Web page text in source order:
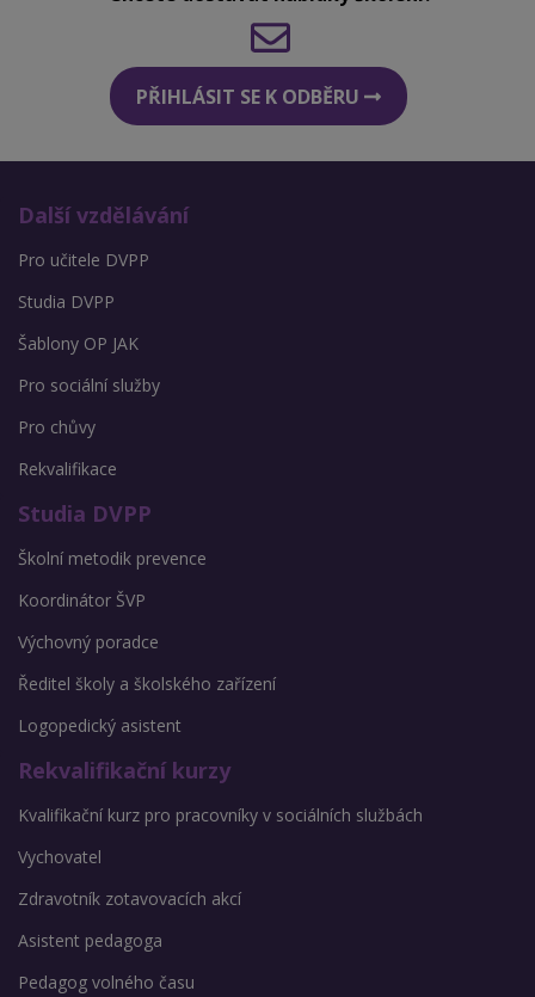
PŘIHLÁSIT SE K ODBĚRU
Další vzdělávání
Pro učitele DVPP
Studia DVPP
Šablony OP JAK
Pro sociální služby
Pro chůvy
Rekvalifikace
Studia DVPP
Školní metodik prevence
Koordinátor ŠVP
Výchovný poradce
Ředitel školy a školského zařízení
Logopedický asistent
Rekvalifikační kurzy
Kvalifikační kurz pro pracovníky v sociálních službách
Vychovatel
Zdravotník zotavovacích akcí
Asistent pedagoga
Pedagog volného času